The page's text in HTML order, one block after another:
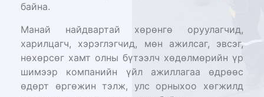
байна.
Манай найдвартай хөрөнгө оруулагчид,
харилцагч, хэрэглэгчид, мөн ажилсаг, эвсэг,
нөхөрсөг хамт олны бүтээлч хөдөлмөрийн үр
шимээр компанийн үйл ажиллагаа өдрөөс
өдөрт өргөжин тэлж, улс орныхоо хөгжилд